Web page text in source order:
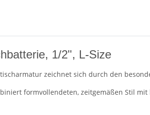
1/2", L-Size
zeichnet sich durch den
formvollendeten, zeitgemäßen Stil